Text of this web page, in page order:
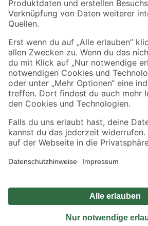
Sicher einkaufen
Jetzt die toom-App herunterladen
Alle Preisangaben in EUR inkl. gesetzl. MwSt.. Die
Umständen nicht in allen Märkten verfügbar. Die
Produkte nur solange der Vorrat reicht.
*Paketversand ab 59 € versandkostenfrei, gilt nicht für
Privatsphäre Impressum
Nutzungsbedingungen
Widerrufsrecht